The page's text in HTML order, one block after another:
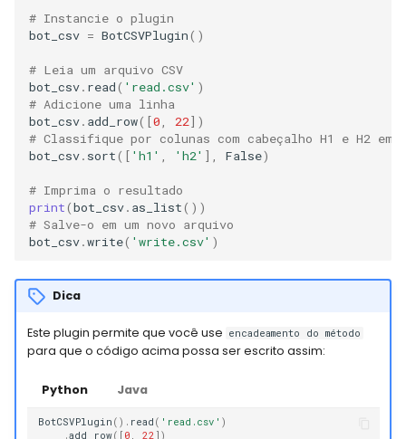
# Instancie o plugin
bot_csv = BotCSVPlugin()
# Leia um arquivo CSV
bot_csv. read( 'read.csv' )
# Adicione uma linha
bot_csv. add_row([0, 22])
# Classifique por colunas com cabeçalho H1 e H2 em
bot_csv. sort([ 'h1' , 'h2' ], False)
# Imprima o resultado
print(bot_csv. as_list())
# Salve-o em um novo arquivo
bot_csv.write( 'write.csv' )
Dica
Este plugin permite que você use encadeamento do método
para que o código acima possa ser escrito assim:
Python Java
BotCSVPlugin () . read ( 'read.csv' )
.add_row([ 0 , 22 ])